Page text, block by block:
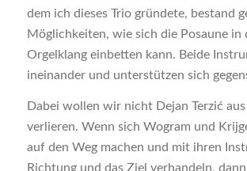
dem ich dieses Trio gründete, bestand
Möglichkeiten, wie sich die Posaune in
Orgelklang einbetten kann. Beide
ineinander und unterstützen sich
Dabei wollen wir nicht Dejan Terzić aus
verlieren. Wenn sich Wogram und
auf den Weg machen und mit ihren
Richtung und das Ziel verhandeln, dann